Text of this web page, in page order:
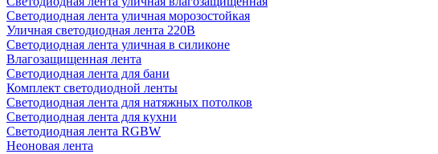
Светодиодная лента уличная морозостойкая
Уличная светодиодная лента 220В
Светодиодная лента уличная в силиконе
Влагозащищенная лента
Светодиодная лента для бани
Комплект светодиодной ленты
Светодиодная лента для натяжных потолков
Светодиодная лента для кухни
Светодиодная лента RGBW
Неоновая лента